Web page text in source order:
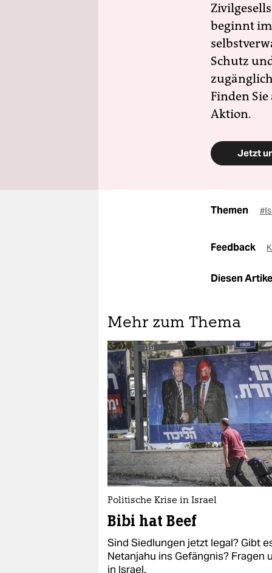
beginnt
Schutz
Finden
Aktion.
Jetzt
Themen
Feedback
Diesen
Mehr zum Thema
Politische Krise in Israel
Bibi hat Beef
Sind Siedlungen jetzt legal? Gibt
Netanjahu ins Gefängnis? Fragen
in Israel.